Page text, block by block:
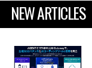
NEW ARTICLES